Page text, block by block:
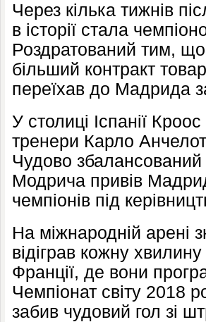
Через кілька тижнів
в історії стала
Роздратований тим, що
більший контракт
переїхав до Мадрида
У столиці Іспанії
тренери Карло
Чудово збалансований
Модрича привів
чемпіонів під
На міжнародній арені
відіграв кожну
Франції, де вони
Чемпіонат світу 2018
забив чудовий гол зі